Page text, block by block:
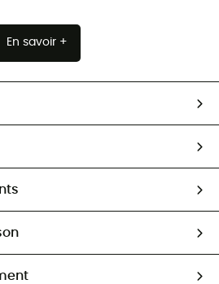
En savoir +